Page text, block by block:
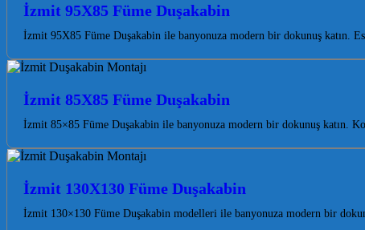
İzmit 95X85 Füme Duşakabin
İzmit 95X85 Füme Duşakabin ile banyonuza modern bir dokunuş katın.
İzmit 85X85 Füme Duşakabin
İzmit 85×85 Füme Duşakabin ile banyonuza modern bir dokunuş katın.
İzmit 130X130 Füme Duşakabin
İzmit 130×130 Füme Duşakabin modelleri ile banyonuza modern bir